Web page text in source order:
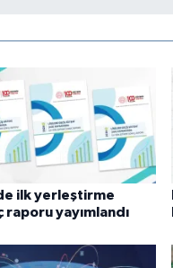
ilk yerleştirme
raporu yayımlandı